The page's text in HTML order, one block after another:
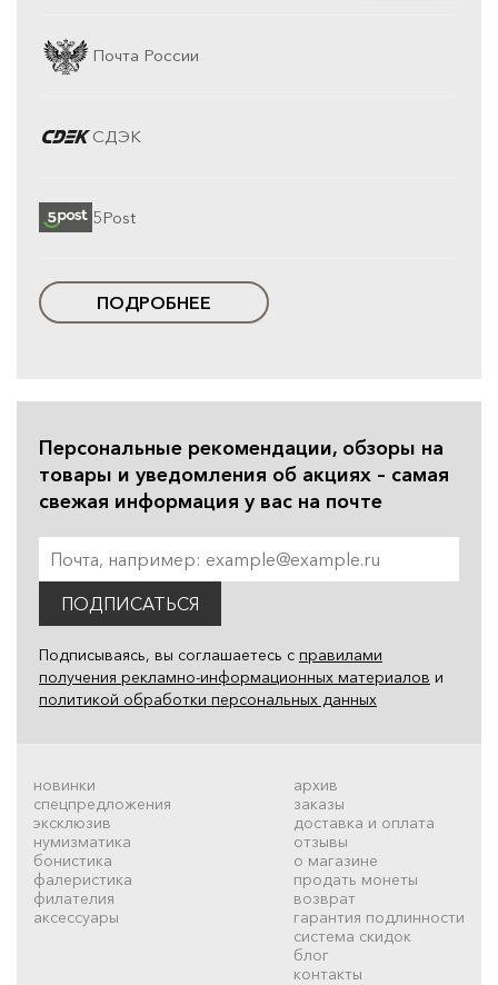
Почта России
СДЭК
5Post
ПОДРОБНЕЕ
Персональные рекомендации, обзоры на
товары и уведомления об акциях – самая
свежая информация у вас на почте
ПОДПИСАТЬСЯ
Подписываясь, вы соглашаетесь с правилами
получения рекламно-информационных материалов и
политикой обработки персональных данных
новинки
спецпредложения
эксклюзив
нумизматика
бонистика
фалеристика
филателия
аксессуары
архив
заказы
доставка и оплата
отзывы
о магазине
продать монеты
возврат
гарантия подлинности
система скидок
блог
контакты